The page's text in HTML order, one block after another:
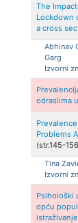
The
Lockdown
a cross
Abhinav
Garg
Izvorni
odraslima
Problems
(str.145-
Tina
Izvorni
Psihološki
opću
istraživanje